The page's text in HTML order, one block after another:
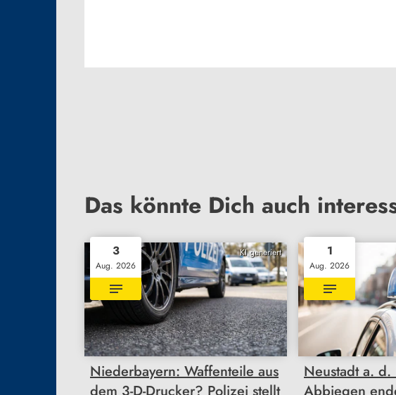
Das könnte Dich auch
KI generiert
3
Aug. 2026
Niederbayern: Waffenteile aus
1
Aug. 2026
Neustadt a. d.